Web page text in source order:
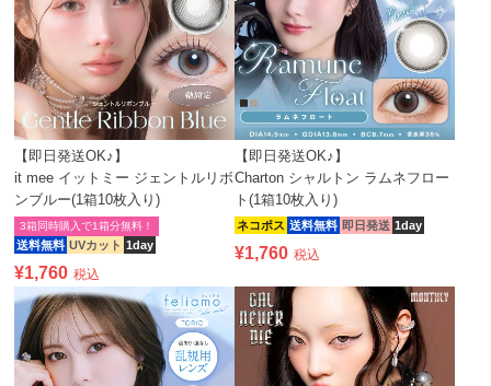
【即日発送OK♪】
it mee イットミー ジェントルリボ
ンブルー(1箱10枚入り)
送料無料 UVカット 1day
3箱同時購入で1箱分無料！
¥1,760 税込
【即日発送OK♪】
Charton シャルトン ラムネフロー
ト(1箱10枚入り)
ネコポス 送料無料 即日発送 1day
¥1,760 税込